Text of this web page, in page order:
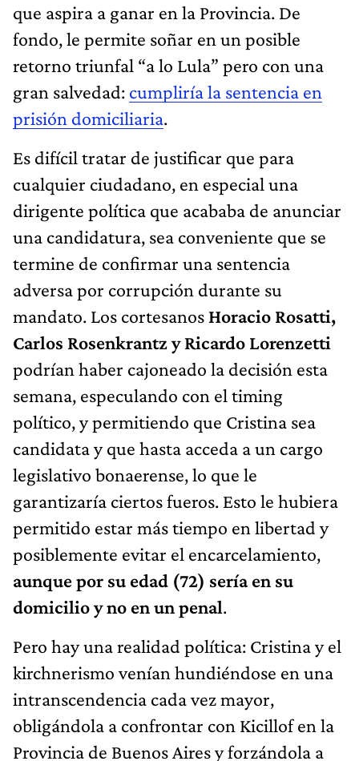
que aspira a ganar en la Provincia. De
fondo, le permite soñar en un posible
retorno triunfal “a lo Lula” pero con una
gran salvedad: cumpliría la sentencia en
prisión domiciliaria.
Es difícil tratar de justificar que para
cualquier ciudadano, en especial una
dirigente política que acababa de anunciar
una candidatura, sea conveniente que se
termine de confirmar una sentencia
adversa por corrupción durante su
mandato. Los cortesanos Horacio Rosatti,
Carlos Rosenkrantz y Ricardo Lorenzetti
podrían haber cajoneado la decisión esta
semana, especulando con el timing
político, y permitiendo que Cristina sea
candidata y que hasta acceda a un cargo
legislativo bonaerense, lo que le
garantizaría ciertos fueros. Esto le hubiera
permitido estar más tiempo en libertad y
posiblemente evitar el encarcelamiento,
aunque por su edad (72) sería en su
domicilio y no en un penal.
Pero hay una realidad política: Cristina y el
kirchnerismo venían hundiéndose en una
intranscendencia cada vez mayor,
obligándola a confrontar con Kicillof en la
Provincia de Buenos Aires y forzándola a